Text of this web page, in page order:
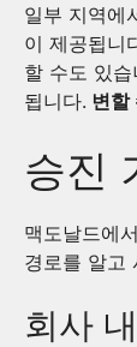
일부 지역에
이 제공됩니
할 수도 있
됩니다. 변할
승진
맥도날드에
경로를 알고
회사